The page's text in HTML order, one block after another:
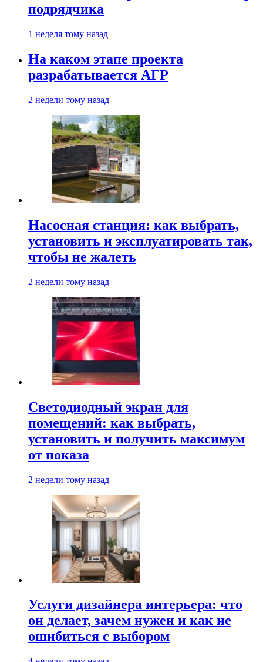
подрядчика
1 неделя тому назад
На каком этапе проекта
разрабатывается АГР
2 недели тому назад
Насосная станция: как выбрать,
установить и эксплуатировать так,
чтобы не жалеть
2 недели тому назад
Светодиодный экран для
помещений: как выбрать,
установить и получить максимум
от показа
2 недели тому назад
Услуги дизайнера интерьера: что
он делает, зачем нужен и как не
ошибиться с выбором